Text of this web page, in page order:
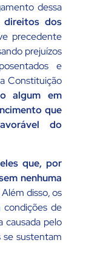
dessa
direitos dos
precedente
prejuízos
e
Constituição
algum em
que
do
que, por
nenhuma
Além disso, os
condições de
causada pelo
se sustentam